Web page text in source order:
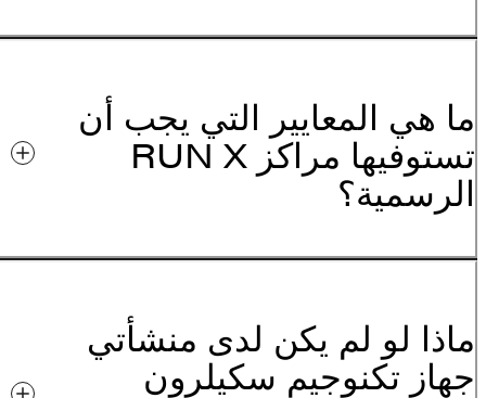
ما هي المعايير التي يجب أن
تستوفيها مراكز RUN X
الرسمية؟
ماذا لو لم يكن لدى منشأتي
جهاز تكنوجيم سكيلرون